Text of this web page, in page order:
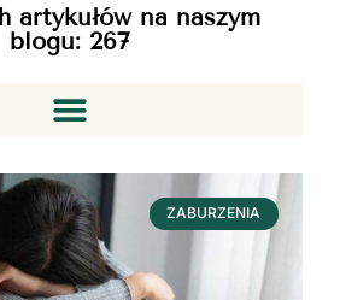
artykułów na naszym
blogu: 267
ZABURZENIA